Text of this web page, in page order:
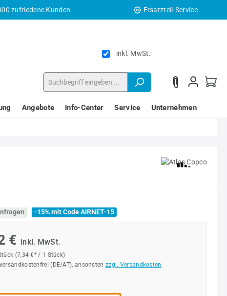
zufriedene Kunden Ersatzteil-Service
inkl. MwSt.
Angebote Info-Center Service Unternehmen
-15% mit Code AIRNET-15
€ inkl. MwSt.
(7,34 €* / 1 Stück)
(DE/AT), ansonsten zzgl. Versandkosten